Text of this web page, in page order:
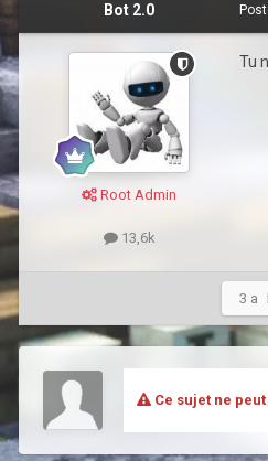
Bot 2.0
Root Admin
13,6k
Tu
3 a
Ce sujet ne